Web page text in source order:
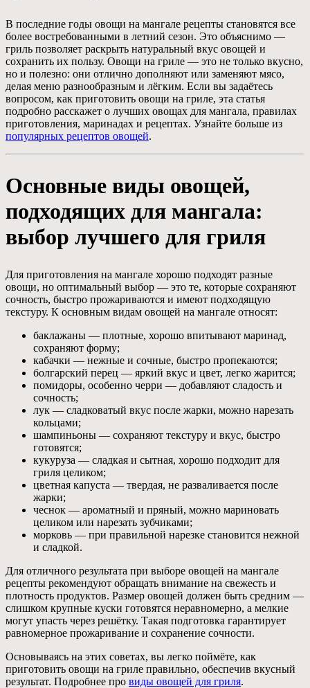
В последние годы овощи на мангале рецепты становятся все
более востребованными в летний сезон. Это объяснимо —
гриль позволяет раскрыть натуральный вкус овощей и
сохранить их пользу. Овощи на гриле — это не только вкусно,
но и полезно: они отлично дополняют или заменяют мясо,
делая меню разнообразным и лёгким. Если вы задаётесь
вопросом, как приготовить овощи на гриле, эта статья
подробно расскажет о лучших овощах для мангала, правилах
приготовления, маринадах и рецептах. Узнайте больше из
популярных рецептов овощей.
Основные виды овощей,
подходящих для мангала:
выбор лучшего для гриля
Для приготовления на мангале хорошо подходят разные
овощи, но оптимальный выбор — это те, которые сохраняют
сочность, быстро прожариваются и имеют подходящую
текстуру. К основным видам овощей на мангале относят:
баклажаны — плотные, хорошо впитывают маринад,
сохраняют форму;
кабачки — нежные и сочные, быстро пропекаются;
болгарский перец — яркий вкус и цвет, легко жарится;
помидоры, особенно черри — добавляют сладость и
сочность;
лук — сладковатый вкус после жарки, можно нарезать
кольцами;
шампиньоны — сохраняют текстуру и вкус, быстро
готовятся;
кукуруза — сладкая и сытная, хорошо подходит для
гриля целиком;
цветная капуста — твердая, не разваливается после
жарки;
чеснок — ароматный и пряный, можно мариновать
целиком или нарезать зубчиками;
морковь — при правильной нарезке становится нежной
и сладкой.
Для отличного результата при выборе овощей на мангале
рецепты рекомендуют обращать внимание на свежесть и
плотность продуктов. Размер овощей должен быть средним —
слишком крупные куски готовятся неравномерно, а мелкие
могут упасть через решётку. Такая подготовка гарантирует
равномерное прожаривание и сохранение сочности.
Основываясь на этих советах, вы легко поймёте, как
приготовить овощи на гриле правильно, обеспечив вкусный
результат. Подробнее про виды овощей для гриля.